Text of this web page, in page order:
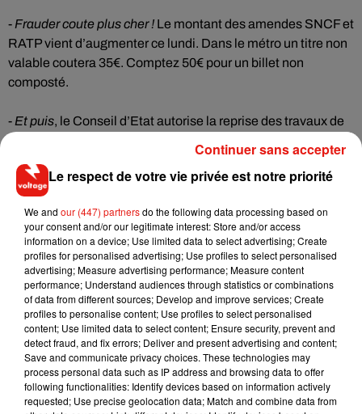
- Frauder coute plus cher ! Le montant des amendes SNCF et
RATP vient d’augmenter ce lundi. Dans le métro un titre non
valable coutera 35€. Comptez 50€ pour un billet non
composté.
- Et puis, le Conseil d’Etat autorise la reprise des travaux de
suspension du permis de construire du stade a été annulée
ce lundi.
Musique
7 août 2026
RÜFÜS DU SOL annonce un nouvel
album après sa tournée mondiale
Le respect de votre vie privée est notre priorité
We and our (447) partnersdo the following data processing based on
your consent and/or our legitimate interest: Store and/or access
information on a device; Use limited data to select advertising; Create
profiles for personalised advertising; Use profiles to select personalised
advertising; Measure advertising performance; Measure content
performance; Understand audiences through statistics or combinations
of data from different sources; Develop and improve services; Create
profiles to personalise content; Use profiles to select personalised
content; Use limited data to select content; Ensure security, prevent and
detect fraud, and fix errors; Deliver and present advertising and content;
Save and communicate privacy choices. These technologies may
process personal data such as IP address and browsing data to offer
following functionalities: Identify devices based on information actively
requested; Use precise geolocation data; Match and combine data from
Continuer sans accepter